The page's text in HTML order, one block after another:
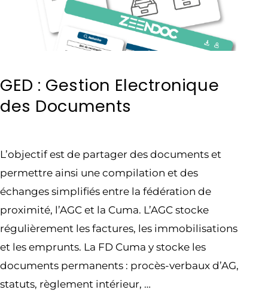
GED : Gestion Electronique
des Documents
L’objectif est de partager des documents et
permettre ainsi une compilation et des
échanges simplifiés entre la fédération de
proximité, l’AGC et la Cuma. L’AGC stocke
régulièrement les factures, les immobilisations
et les emprunts. La FD Cuma y stocke les
documents permanents : procès-verbaux d’AG,
statuts, règlement intérieur, …